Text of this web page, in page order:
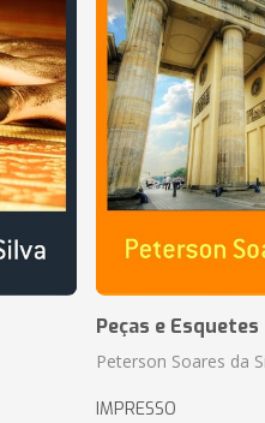
Peças e
Peterson Soares da
IMPRESSO